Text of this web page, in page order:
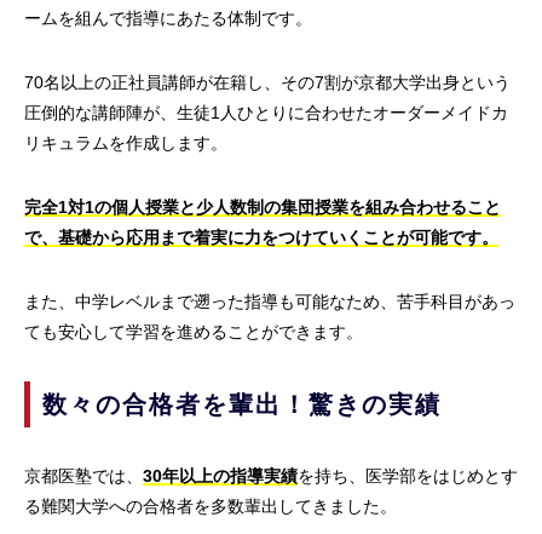
ームを組んで指導にあたる体制です。
70名以上の正社員講師が在籍し、その7割が京都大学出身という
圧倒的な講師陣が、生徒1人ひとりに合わせたオーダーメイドカ
リキュラムを作成します。
完全1対1の個人授業と少人数制の集団授業を組み合わせること
で、基礎から応用まで着実に力をつけていくことが可能です。
また、中学レベルまで遡った指導も可能なため、苦手科目があっ
ても安心して学習を進めることができます。
数々の合格者を輩出！驚きの実績
京都医塾では、 30年以上の指導実績を持ち、医学部をはじめとす
る難関大学への合格者を多数輩出してきました。